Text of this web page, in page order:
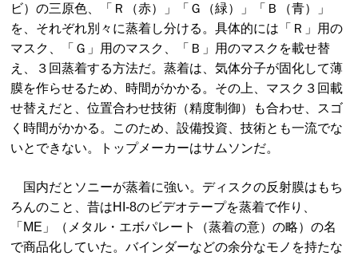
ビ）の三原色、「Ｒ（赤）」「Ｇ（緑）」「Ｂ（青）」
を、それぞれ別々に蒸着し分ける。具体的には「Ｒ」用の
マスク、「Ｇ」用のマスク、「Ｂ」用のマスクを載せ替
え、３回蒸着する方法だ。蒸着は、気体分子が固化して薄
膜を作らせるため、時間がかかる。その上、マスク３回載
せ替えだと、位置合わせ技術（精度制御）も合わせ、スゴ
く時間がかかる。このため、設備投資、技術とも一流でな
いとできない。トップメーカーはサムソンだ。
国内だとソニーが蒸着に強い。ディスクの反射膜はもち
ろんのこと、昔はHI-8のビデオテープを蒸着で作り、
「ME」（メタル・エボパレート（蒸着の意）の略）の名
で商品化していた。バインダーなどの余分なモノを持たな